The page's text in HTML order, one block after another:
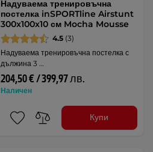
Надуваема тренировъчна
постелка inSPORTline Airstunt
300x100x10 см Mocha Mousse
4.5 (3)
Надуваема тренировъчна постелка с
дължина 3 …
204,50 € / 399,97 лв.
Наличен
Купи